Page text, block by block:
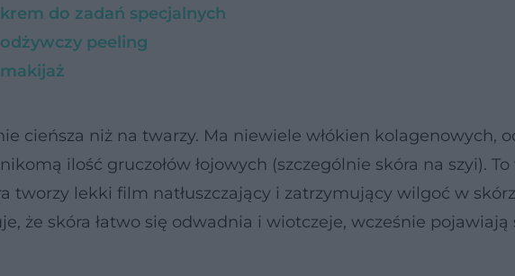
do zadań specjalnych
peeling
cieńsza niż na twarzy. Ma niewiele włókien kolagenowych,
ilość gruczołów łojowych (szczególnie skóra na szyi). To
tworzy lekki film natłuszczający i zatrzymujący wilgoć w
że skóra łatwo się odwadnia i wiotczeje, wcześnie pojawiają